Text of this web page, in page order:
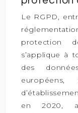
Le RGPD,
protection
s’applique à
des
en 2020,